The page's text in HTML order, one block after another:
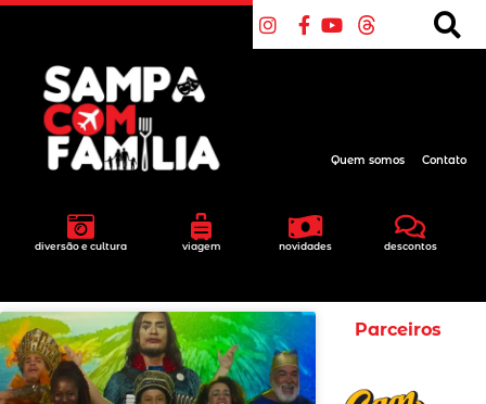
diversão e cultura viagem novidades descontos
Quem somos Contato
Parceiros